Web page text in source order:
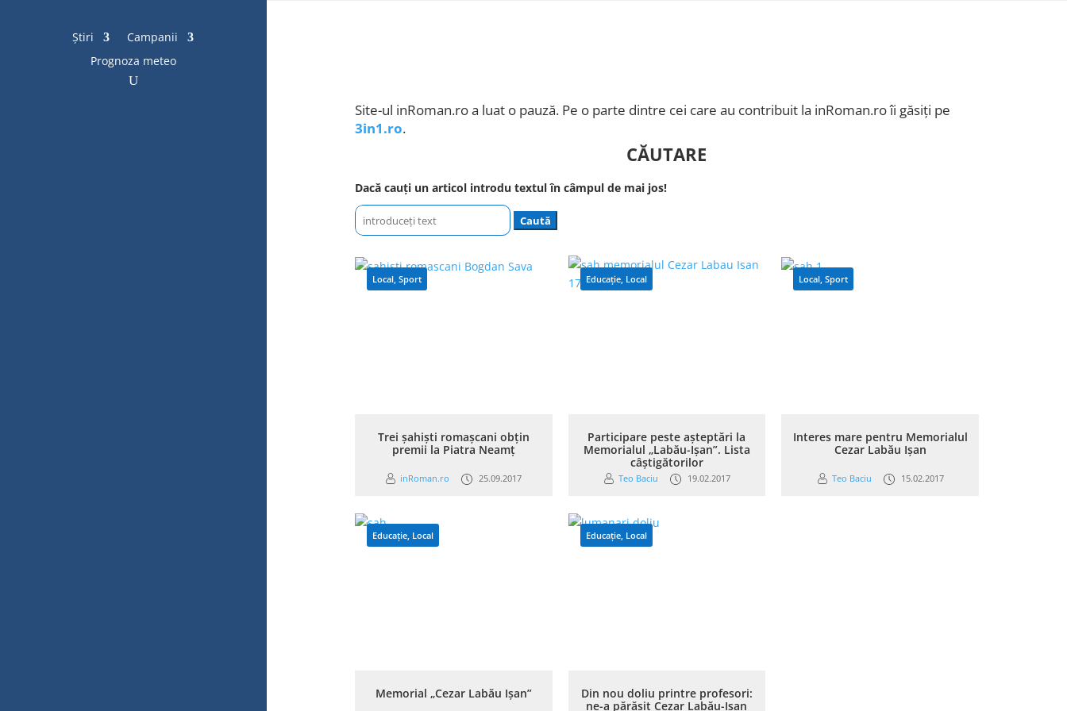
Știri
Campanii
Prognoza meteo
Site-ul inRoman.ro a luat o pauză. Pe o parte dintre cei care au contribuit la inRoman.ro îi găsiți pe
3in1.ro.
CĂUTARE
Dacă cauți un articol introdu textul în câmpul de mai jos!
Caută
după:
Local, Sport
Trei șahiști romașcani obțin
premii la Piatra Neamț
inRoman.ro 25.09.2017
Educație, Local
Participare peste așteptări la
Memorialul „Labău-Ișan”. Lista
câștigătorilor
Teo Baciu 19.02.2017
Local,Sport
Interes mare pentru Memorialul
Cezar Labău Ișan
Teo Baciu 15.02.2017
Educație, Local
Memorial „Cezar Labău Ișan”
Educație, Local
Din nou doliu printre profesori:
ne-a părăsit Cezar Labău-Ișan